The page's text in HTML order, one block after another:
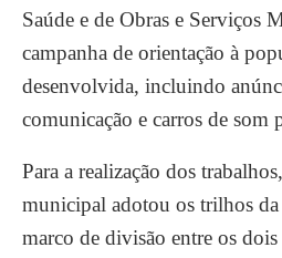
Saúde e de Obras e Serviços
campanha de orientação à
desenvolvida, incluindo
comunicação e carros de som
Para a realização dos
municipal adotou os trilhos da
marco de divisão entre os dois